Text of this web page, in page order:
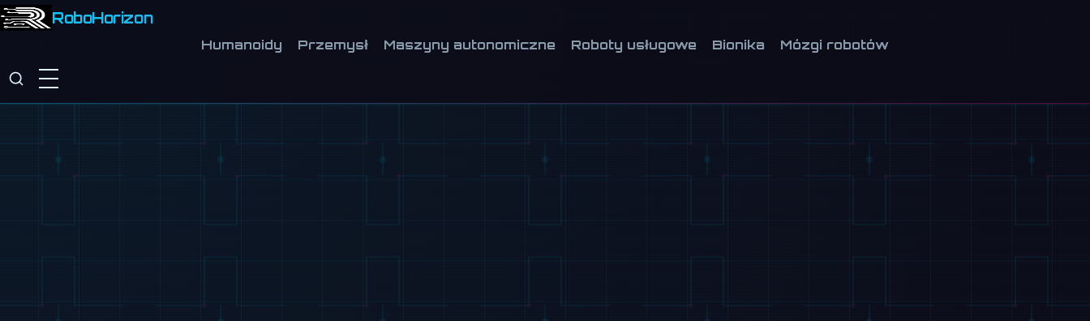
RoboHorizon
Humanoidy Przemysł Maszyny autonomiczne Roboty usługowe Bionika Mózgi robotów